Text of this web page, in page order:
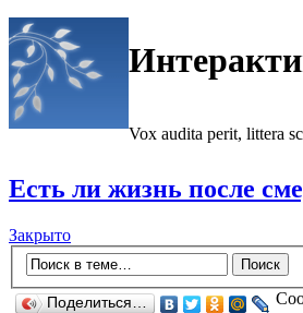
Vox audita perit, littera
Есть ли жизнь после
Закрыто
Поделиться…